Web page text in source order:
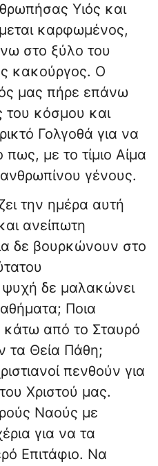
Υιός και
καρφωμένος,
στο ξύλο του
κακούργος. Ο
μας πήρε επάνω
του κόσμου και
Γολγοθά για να
πως, με το τίμιο Αίμα
γένους.
την ημέρα αυτή
ανείπωτη
δε βουρκώνουν στο
δε μαλακώνει
Ποια
κάτω από το Σταυρό
τα Θεία Πάθη;
πενθούν για
Χριστού μας.
Ναούς με
για να τα
Επιτάφιο. Να